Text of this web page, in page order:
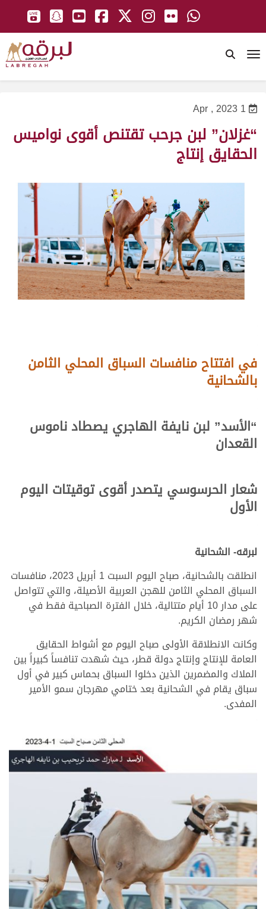
1 Apr , 2023
“غزلان” لبن جرحب تقتنص أقوى نواميس
الحقايق إنتاج
في افتتاح منافسات السباق المحلي الثامن
بالشحانية
“الأسد” لبن نايفة الهاجري يصطاد ناموس
القعدان
شعار الحرسوسي يتصدر أقوى توقيتات اليوم
الأول
لبرقه- الشحانية
انطلقت بالشحانية، صباح اليوم السبت 1 أبريل 2023، منافسات
السباق المحلي الثامن للهجن العربية الأصيلة، والتي تتواصل
على مدار 10 أيام متتالية، خلال الفترة الصباحية فقط في
شهر رمضان الكريم.
وكانت الانطلاقة الأولى صباح اليوم مع أشواط الحقايق
العامة للإنتاج وإنتاج دولة قطر، حيث شهدت تنافساً كبيراً بين
الملاك والمضمرين الذين دخلوا السباق بحماس كبير في أول
سباق يقام في الشحانية بعد ختامي مهرجان سمو الأمير
المفدى.